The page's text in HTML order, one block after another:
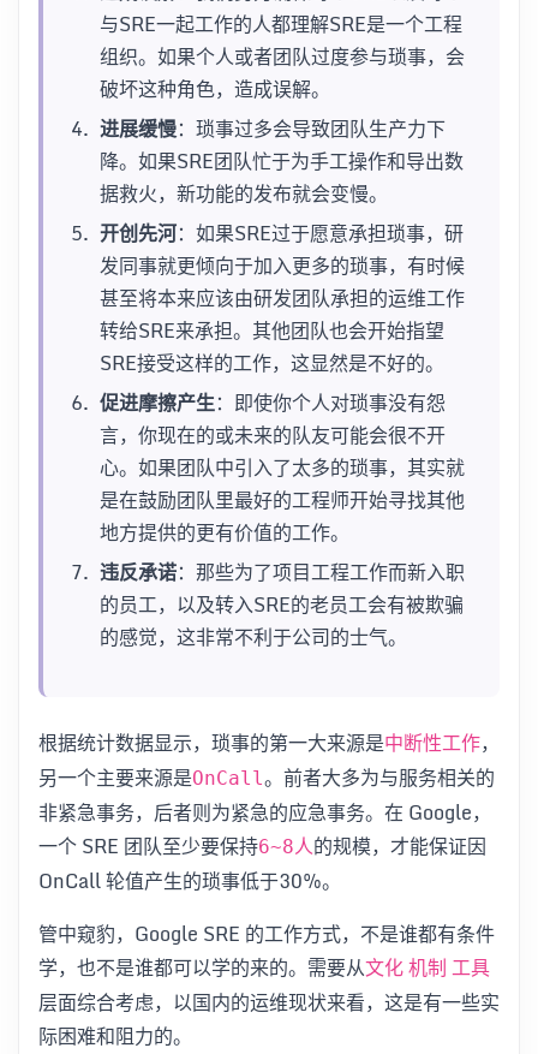
与SRE一起工作的人都理解SRE是一个工程
组织。如果个人或者团队过度参与琐事，会
破坏这种角色，造成误解。
进展缓慢：琐事过多会导致团队生产力下
降。如果SRE团队忙于为手工操作和导出数
据救火，新功能的发布就会变慢。
开创先河：如果SRE过于愿意承担琐事，研
发同事就更倾向于加入更多的琐事，有时候
甚至将本来应该由研发团队承担的运维工作
转给SRE来承担。其他团队也会开始指望
SRE接受这样的工作，这显然是不好的。
促进摩擦产生：即使你个人对琐事没有怨
言，你现在的或未来的队友可能会很不开
心。如果团队中引入了太多的琐事，其实就
是在鼓励团队里最好的工程师开始寻找其他
地方提供的更有价值的工作。
违反承诺：那些为了项目工程工作而新入职
的员工，以及转入SRE的老员工会有被欺骗
的感觉，这非常不利于公司的士气。
根据统计数据显示，琐事的第一大来源是中断性工作，
另一个主要来源是OnCall 。前者大多为与服务相关的
非紧急事务，后者则为紧急的应急事务。在 Google，
一个 SRE 团队至少要保持6~8人的规模，才能保证因
OnCall 轮值产生的琐事低于30%。
管中窥豹，Google SRE 的工作方式，不是谁都有条件
学，也不是谁都可以学的来的。需要从文化 机制 工具
层面综合考虑，以国内的运维现状来看，这是有一些实
际困难和阻力的。